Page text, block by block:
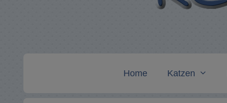
Home Katzen